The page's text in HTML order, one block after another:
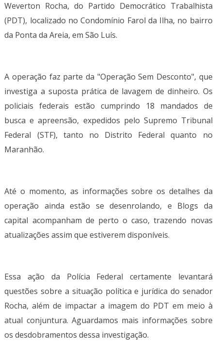
Weverton Rocha, do Partido Democrático Trabalhista
(PDT), localizado no Condomínio Farol da Ilha, no bairro
da Ponta da Areia, em São Luís.
A operação faz parte da "Operação Sem Desconto", que
investiga a suposta prática de lavagem de dinheiro. Os
policiais federais estão cumprindo 18 mandados de
busca e apreensão, expedidos pelo Supremo Tribunal
Federal (STF), tanto no Distrito Federal quanto no
Maranhão.
Até o momento, as informações sobre os detalhes da
operação ainda estão se desenrolando, e Blogs da
capital acompanham de perto o caso, trazendo novas
atualizações assim que estiverem disponíveis.
Essa ação da Polícia Federal certamente levantará
questões sobre a situação política e jurídica do senador
Rocha, além de impactar a imagem do PDT em meio à
atual conjuntura. Aguardamos mais informações sobre
os desdobramentos dessa investigação.